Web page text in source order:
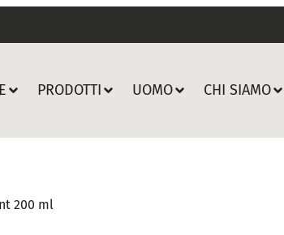
PRODOTTI UOMO CHI SIAMO
200 ml